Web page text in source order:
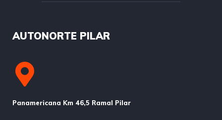
AUTONORTE PILAR
Panamericana Km 46,5 Ramal Pilar